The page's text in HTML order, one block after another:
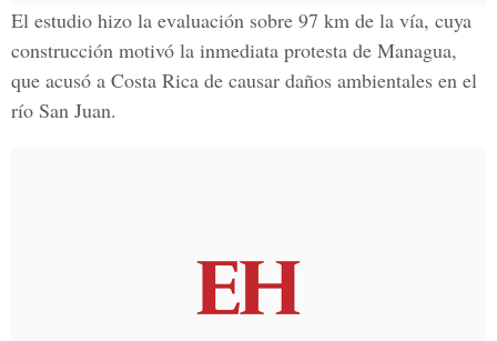
El estudio hizo la evaluación sobre 97 km de la vía, cuya
construcción motivó la inmediata protesta de Managua,
que acusó a Costa Rica de causar daños ambientales en el
río San Juan.